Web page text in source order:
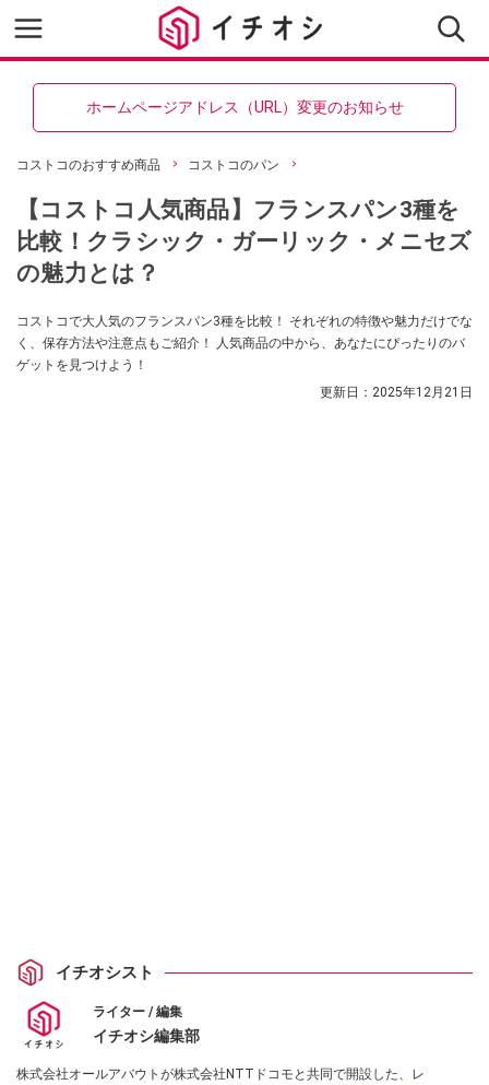
ホームページアドレス（URL）変更のお知らせ
コストコのおすすめ商品 コストコのパン
【コストコ人気商品】フランスパン3種を
比較！クラシック・ガーリック・メニセズ
の魅力とは？
コストコで大人気のフランスパン3種を比較！ それぞれの特徴や魅力だけでな
く、保存方法や注意点もご紹介！ 人気商品の中から、あなたにぴったりのバ
ゲットを見つけよう！
更新日： 2025年12月21日
イチオシスト
ライター / 編集
イチオシ編集部
株式会社オールアバウトが株式会社NTTドコモと共同で開設した、レ